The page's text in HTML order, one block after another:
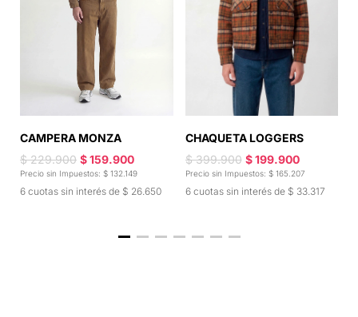
CAMPERA MONZA
$ 229.900 $ 159.900
Precio sin Impuestos: $ 132.149
6 cuotas sin interés de $ 26.650
CHAQUETA LOGGERS
$ 399.900 $ 199.900
Precio sin Impuestos: $ 165.207
6 cuotas sin interés de $ 33.317